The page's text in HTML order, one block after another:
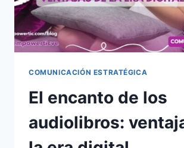
COMUNICACIÓN ESTRATÉGICA
El encanto de los
audiolibros: